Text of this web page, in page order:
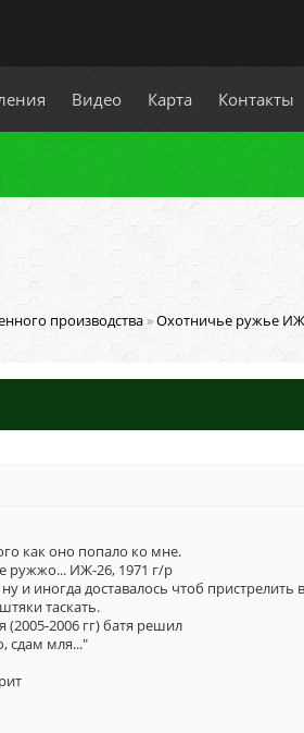
Видео Карта Контакты
производства »Охотничье ружье
как оно попало ко мне.
ружжо... ИЖ-26, 1971 г/р
и иногда доставалось чтоб пристрелить
таскать.
2006 гг) батя решил
сдам мля..."